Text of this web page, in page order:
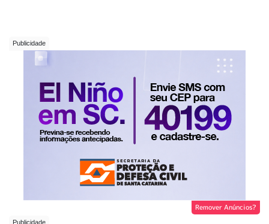
Remover Anúncios?